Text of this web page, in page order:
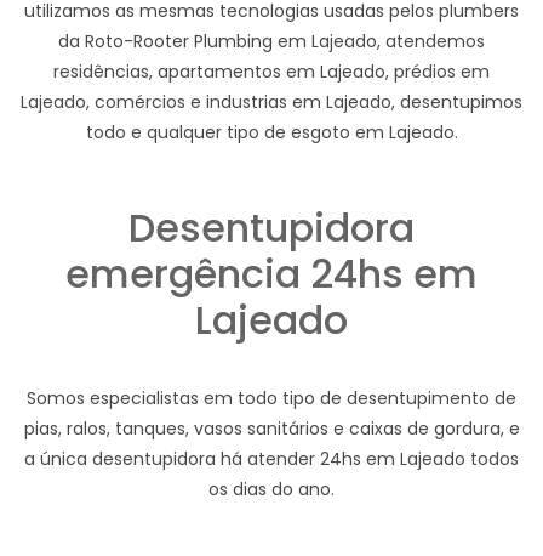
utilizamos as mesmas tecnologias usadas pelos plumbers
da Roto-Rooter Plumbing em Lajeado, atendemos
residências, apartamentos em Lajeado, prédios em
Lajeado, comércios e industrias em Lajeado, desentupimos
todo e qualquer tipo de esgoto em Lajeado.
Desentupidora
emergência 24hs em
Lajeado
Somos especialistas em todo tipo de desentupimento de
pias, ralos, tanques, vasos sanitários e caixas de gordura, e
a única desentupidora há atender 24hs em Lajeado todos
os dias do ano.